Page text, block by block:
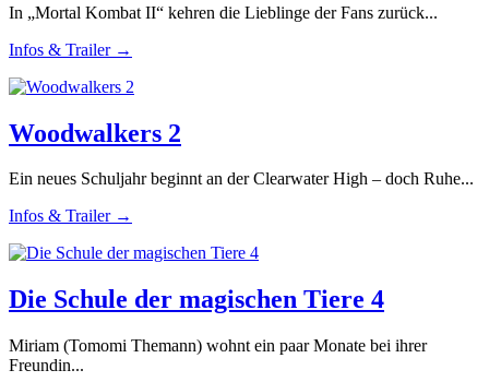
In „Mortal Kombat II“ kehren die Lieblinge der Fans zurück...
Infos & Trailer →
Woodwalkers 2
Ein neues Schuljahr beginnt an der Clearwater High – doch Ruhe...
Infos & Trailer →
Die Schule der magischen Tiere 4
Miriam (Tomomi Themann) wohnt ein paar Monate bei ihrer
Freundin...